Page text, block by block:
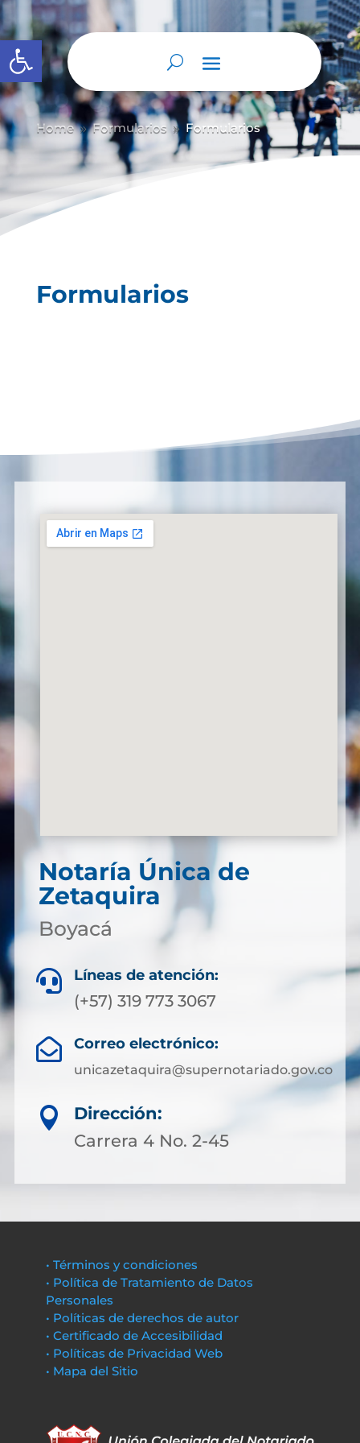
Abrir barra de herramientas
Home 9 Formularios 9 Formularios
Formularios
Notaría Única de
Zetaquira
Boyacá
 Líneas de atención:
(+57) 319 773 3067
 Correo electrónico:
unicazetaquira@supernotariado.gov.co

Dirección:
Carrera 4 No. 2-45
• Términos y condiciones
• Política de Tratamiento de Datos
Personales
• Políticas de derechos de autor
• Certificado de Accesibilidad
• Políticas de Privacidad Web
• Mapa del Sitio